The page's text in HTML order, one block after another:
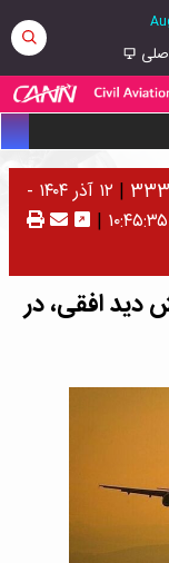
|
۱۲ آذر ۱۴۰۴ -
۱۰:۴۵:۳۵ |
دید افقی، در